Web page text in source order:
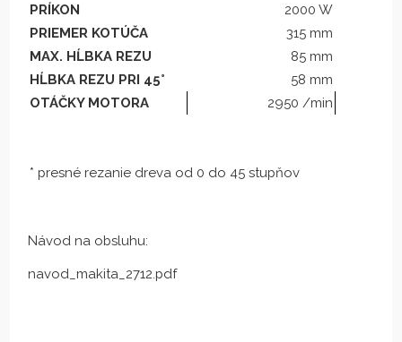
PRÍKON
2000 W
PRIEMER KOTÚČA
315 mm
MAX. HĹBKA REZU
85 mm
HĹBKA REZU PRI 45°
58 mm
OTÁČKY MOTORA
2950 /min
* presné rezanie dreva od 0 do 45 stupňov
Návod na obsluhu:
navod_makita_2712.pdf